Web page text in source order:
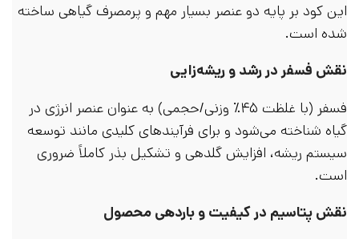
این کود بر پایه دو عنصر بسیار مهم و پرمصرف گیاهی ساخته
شده است.
نقش فسفر در رشد و ریشه‌زایی
فسفر (با غلظت ۴۵٪ وزنی/حجمی) به عنوان عنصر انرژی در
گیاه شناخته می‌شود و برای فرآیندهای کلیدی مانند توسعه
سیستم ریشه، افزایش گلدهی و تشکیل بذر کاملاً ضروری
است.
نقش پتاسیم در کیفیت و باردهی محصول